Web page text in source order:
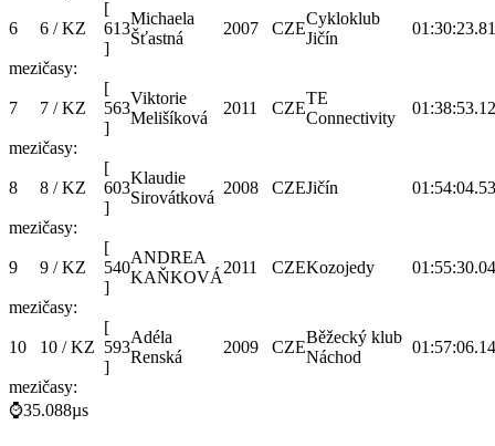
6 6 / KZ
[
613
]
Michaela
Šťastná
2007 CZE
Cykloklub
Jičín
01:30:23.8
mezičasy:
7 7 / KZ
[
563
]
Viktorie
Melišíková
2011 CZE
TE
Connectivity
01:38:53.1
mezičasy:
8 8 / KZ
[
603
]
Klaudie
Sirovátková
2008 CZEJičín 01:54:04.5
mezičasy:
9 9 / KZ
[
540
]
ANDREA
KAŇKOVÁ
2011 CZEKozojedy 01:55:30.0
mezičasy:
10 10 / KZ
[
593
]
Adéla
Renská
2009 CZE
Běžecký klub
Náchod
01:57:06.1
mezičasy:
⌚35.088µs